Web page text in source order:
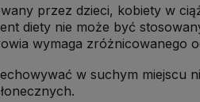
przez dzieci, kobiety w
diety nie może być
wymaga zróżnicowanego
w suchym miejscu